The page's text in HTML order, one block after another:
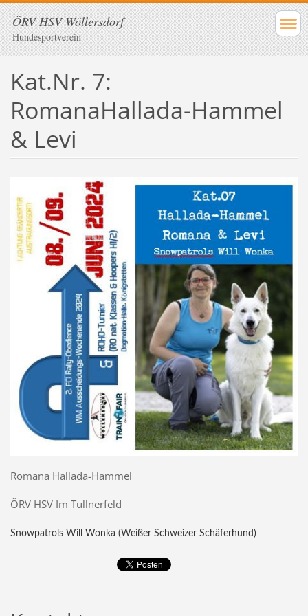
ÖRV HSV Wöllersdorf
Hundesportverein
Kat.Nr. 7:
RomanaHallada-Hammel
& Levi
Romana Hallada-Hammel
ÖRV HSV Im Tullnerfeld
Snowpatrols Will Wonka (Weißer Schweizer Schäferhund)